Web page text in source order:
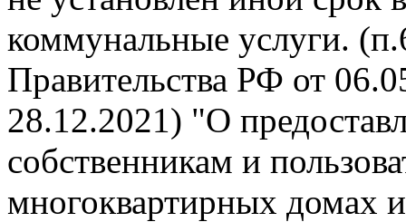
коммунальные услуги.
Правительства РФ от
28.12.2021) "О
собственникам и
многоквартирных